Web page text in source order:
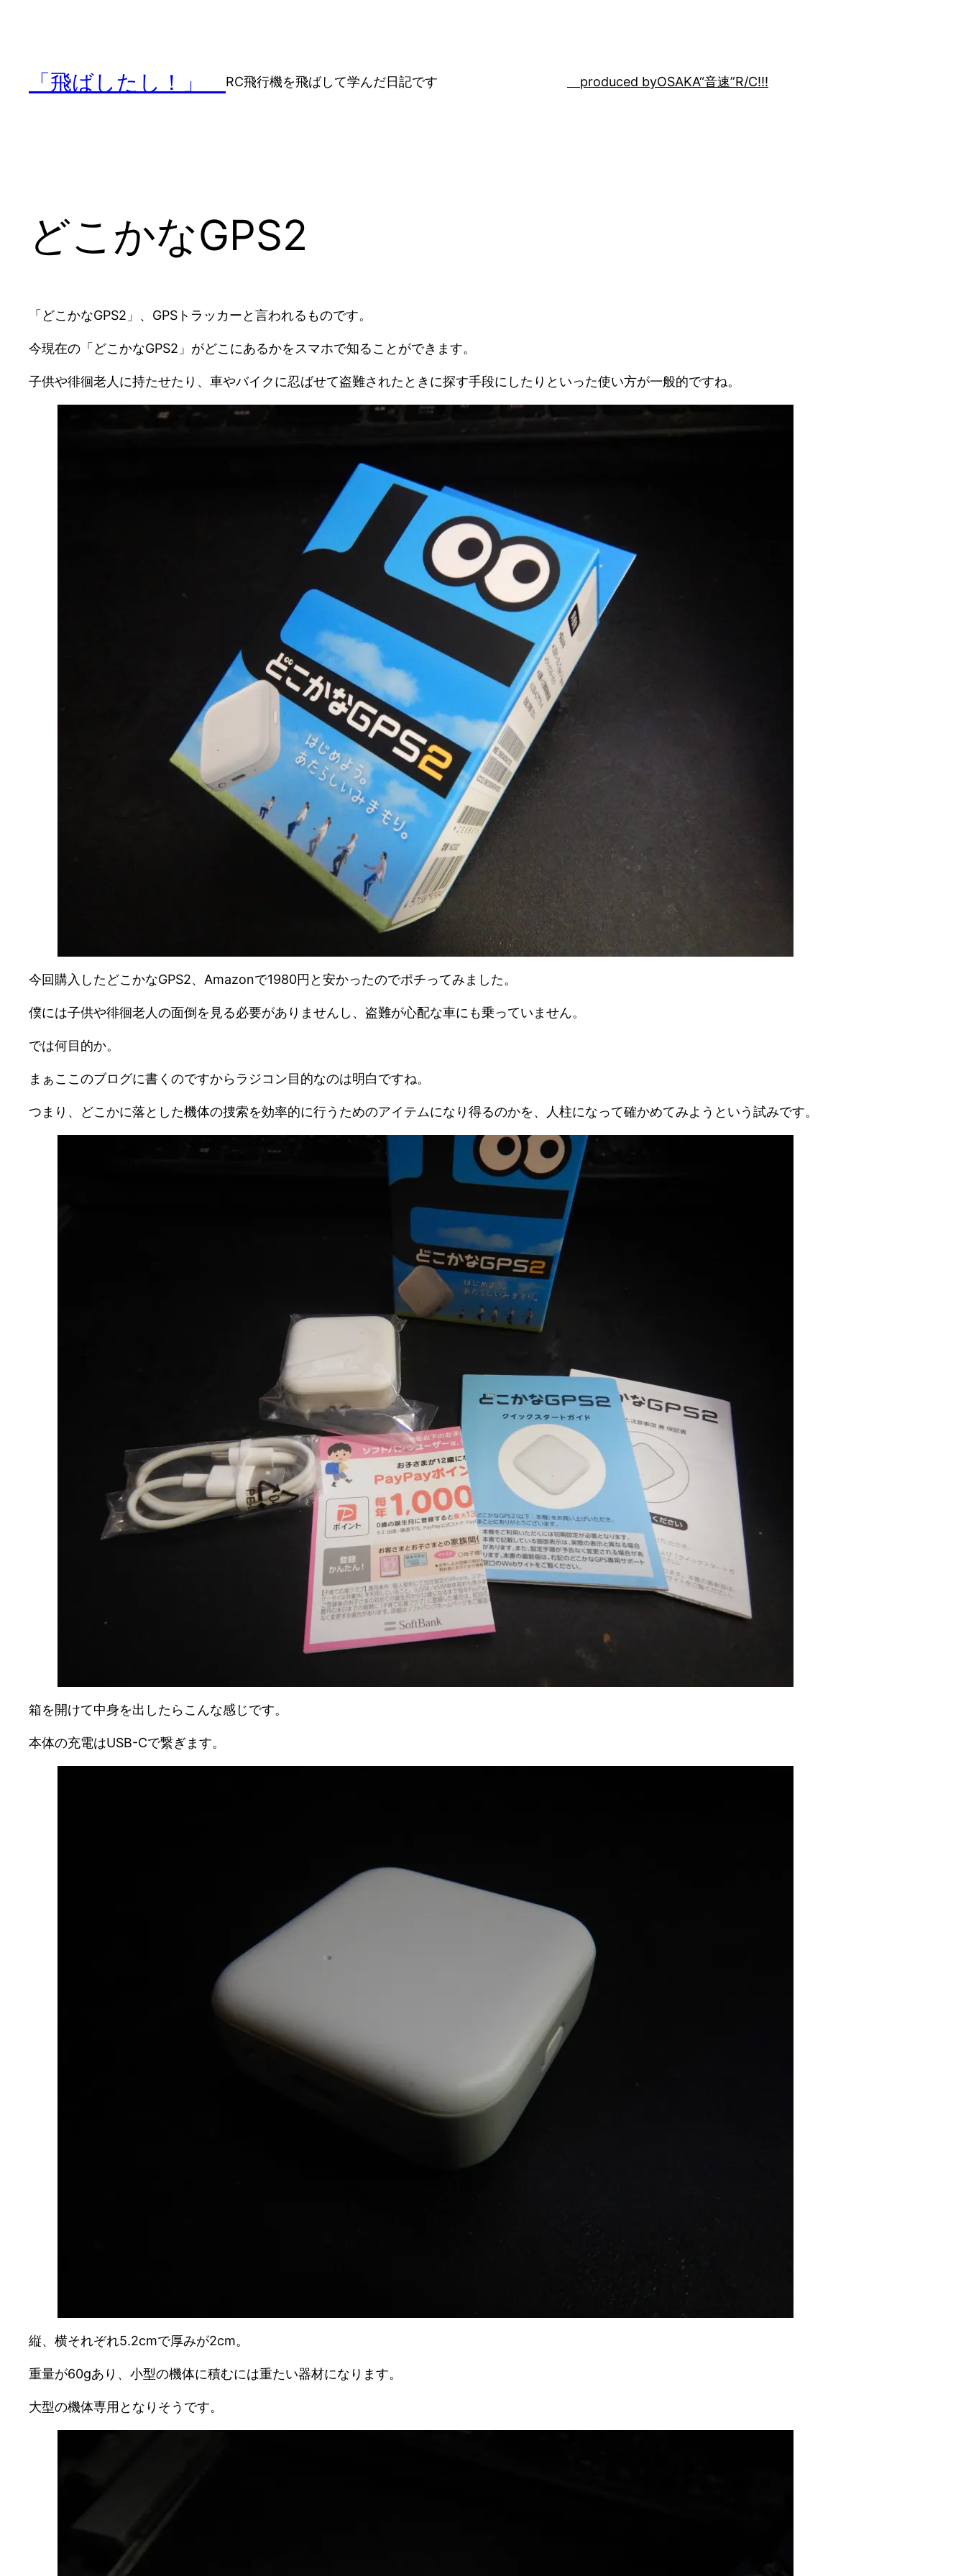
「飛ばしたし！」 RC飛行機を飛ばして学んだ日記です produced byOSAKA“音速”R/C!!!
どこかなGPS2
「どこかなGPS2」、GPSトラッカーと言われるものです。
今現在の「どこかなGPS2」がどこにあるかをスマホで知ることができます。
子供や徘徊老人に持たせたり、車やバイクに忍ばせて盗難されたときに探す手段にしたりといった使い方が一般的ですね。
今回購入したどこかなGPS2、Amazonで1980円と安かったのでポチってみました。
僕には子供や徘徊老人の面倒を見る必要がありませんし、盗難が心配な車にも乗っていません。
では何目的か。
まぁここのブログに書くのですからラジコン目的なのは明白ですね。
つまり、どこかに落とした機体の捜索を効率的に行うためのアイテムになり得るのかを、人柱になって確かめてみようという試みです。
箱を開けて中身を出したらこんな感じです。
本体の充電はUSB-Cで繋ぎます。
縦、横それぞれ5.2cmで厚みが2cm。
重量が60gあり、小型の機体に積むには重たい器材になります。
大型の機体専用となりそうです。